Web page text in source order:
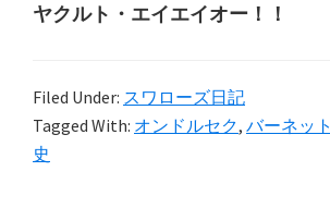
ヤクルト・エイエイオー！！
Filed Under: スワローズ日記
Tagged With: オンドルセク, バーネット
史